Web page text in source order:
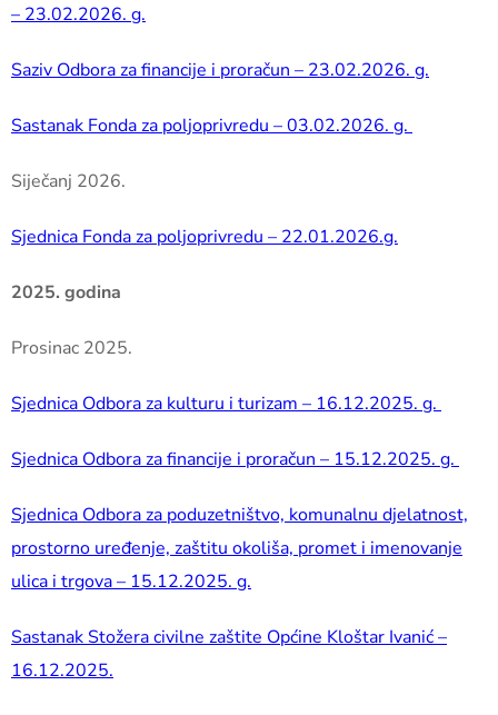
– 23.02.2026. g.
Saziv Odbora za financije i proračun – 23.02.2026. g.
Sastanak Fonda za poljoprivredu – 03.02.2026. g.
Siječanj 2026.
Sjednica Fonda za poljoprivredu – 22.01.2026.g.
2025. godina
Prosinac 2025.
Sjednica Odbora za kulturu i turizam – 16.12.2025. g.
Sjednica Odbora za financije i proračun – 15.12.2025. g.
Sjednica Odbora za poduzetništvo, komunalnu djelatnost,
prostorno uređenje, zaštitu okoliša, promet i imenovanje
ulica i trgova – 15.12.2025. g.
Sastanak Stožera civilne zaštite Općine Kloštar Ivanić –
16.12.2025.